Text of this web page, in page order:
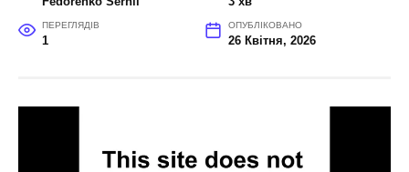
ПЕРЕГЛЯДІВ
1
ОПУБЛІКОВАНО
26 Квітня, 2026